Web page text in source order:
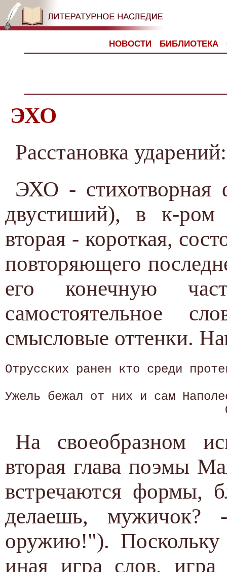
НОВОСТИ БИБЛИОТЕКА
ЭХО
Расстановка
ЭХО - стихотворная
двустиший), в к-ром
вторая - короткая,
повторяющего
его конечную
самостоятельное
смысловые оттенки.
Отрусских ранен кто среди
Ужель бежал от них и сам
На своеобразном
вторая глава поэмы
встречаются формы,
делаешь,
оружию!").
иная игра слов,